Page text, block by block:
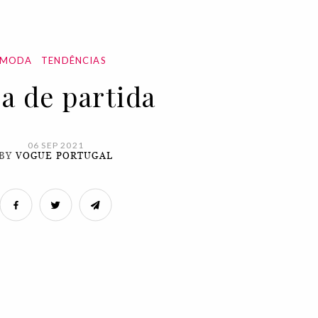
TENDÊNCIAS
de partida
06 SEP 2021
VOGUE PORTUGAL